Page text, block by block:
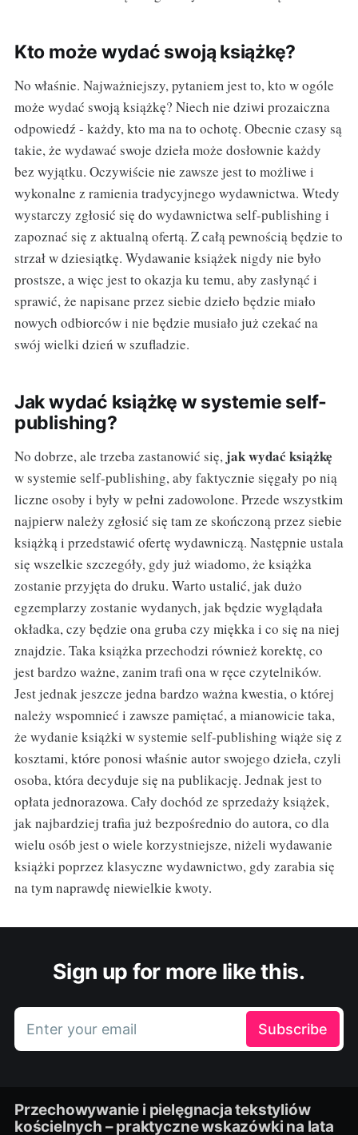
Kto może wydać swoją książkę?
No właśnie. Najważniejszy, pytaniem jest to, kto w ogóle
może wydać swoją książkę? Niech nie dziwi prozaiczna
odpowiedź - każdy, kto ma na to ochotę. Obecnie czasy są
takie, że wydawać swoje dzieła może dosłownie każdy
bez wyjątku. Oczywiście nie zawsze jest to możliwe i
wykonalne z ramienia tradycyjnego wydawnictwa. Wtedy
wystarczy zgłosić się do wydawnictwa self-publishing i
zapoznać się z aktualną ofertą. Z całą pewnością będzie to
strzał w dziesiątkę. Wydawanie książek nigdy nie było
prostsze, a więc jest to okazja ku temu, aby zasłynąć i
sprawić, że napisane przez siebie dzieło będzie miało
nowych odbiorców i nie będzie musiało już czekać na
swój wielki dzień w szufladzie.
Jak wydać książkę w systemie self-
publishing?
No dobrze, ale trzeba zastanowić się, jak wydać książkę
w systemie self-publishing, aby faktycznie sięgały po nią
liczne osoby i były w pełni zadowolone. Przede wszystkim
najpierw należy zgłosić się tam ze skończoną przez siebie
książką i przedstawić ofertę wydawniczą. Następnie ustala
się wszelkie szczegóły, gdy już wiadomo, że książka
zostanie przyjęta do druku. Warto ustalić, jak dużo
egzemplarzy zostanie wydanych, jak będzie wyglądała
okładka, czy będzie ona gruba czy miękka i co się na niej
znajdzie. Taka książka przechodzi również korektę, co
jest bardzo ważne, zanim trafi ona w ręce czytelników.
Jest jednak jeszcze jedna bardzo ważna kwestia, o której
należy wspomnieć i zawsze pamiętać, a mianowicie taka,
że wydanie książki w systemie self-publishing wiąże się z
kosztami, które ponosi właśnie autor swojego dzieła, czyli
osoba, która decyduje się na publikację. Jednak jest to
opłata jednorazowa. Cały dochód ze sprzedaży książek,
jak najbardziej trafia już bezpośrednio do autora, co dla
wielu osób jest o wiele korzystniejsze, niżeli wydawanie
książki poprzez klasyczne wydawnictwo, gdy zarabia się
na tym naprawdę niewielkie kwoty.
Sign up for more like this.
Enter your email Subscribe
Przechowywanie i pielęgnacja tekstyliów
kościelnych – praktyczne wskazówki na lata